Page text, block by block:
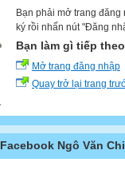
Bạn phải mở trang đăng
ký rồi nhấn nút "Đăng
Bạn làm gì tiếp
Mở trang đăng nhập
Quay trở lại trang
Facebook Ngô Văn